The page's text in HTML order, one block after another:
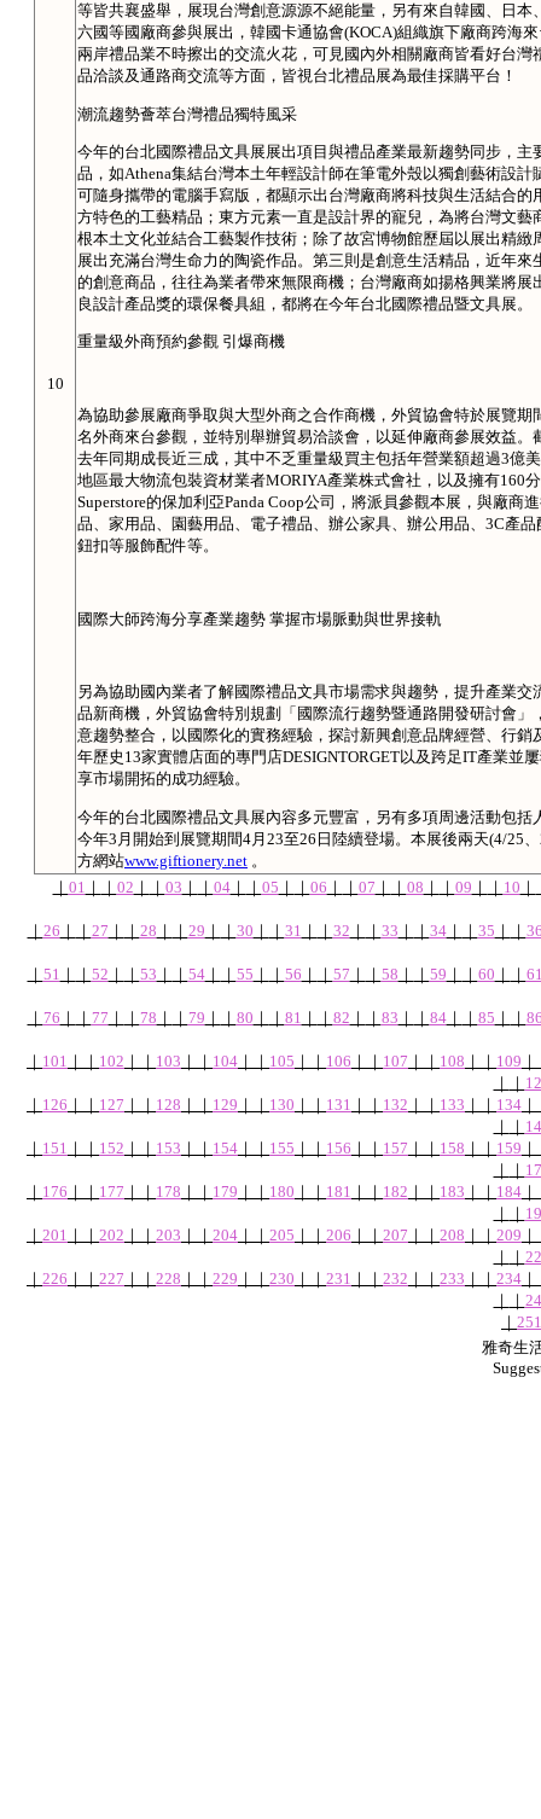
10
等皆共襄盛舉，展現台灣創意源源不絕能量，另有來自韓國、日
六國等國廠商參與展出，韓國卡通協會(KOCA)組織旗下廠商跨海
兩岸禮品業不時擦出的交流火花，可見國內外相關廠商皆看好台
品洽談及通路商交流等方面，皆視台北禮品展為最佳採購平台！
潮流趨勢薈萃台灣禮品獨特風采
今年的台北國際禮品文具展展出項目與禮品產業最新趨勢同步，
品，如Athena集結台灣本土年輕設計師在筆電外殼以獨創藝術設
可隨身攜帶的電腦手寫版，都顯示出台灣廠商將科技與生活結合
方特色的工藝精品；東方元素一直是設計界的寵兒，為將台灣文
根本土文化並結合工藝製作技術；除了故宮博物館歷屆以展出精
展出充滿台灣生命力的陶瓷作品。第三則是創意生活精品，近年
的創意商品，往往為業者帶來無限商機；台灣廠商如揚格興業將
良設計產品獎的環保餐具組，都將在今年台北國際禮品暨文具展。
重量級外商預約參觀 引爆商機
為協助參展廠商爭取與大型外商之合作商機，外貿協會特於展覽
名外商來台參觀，並特別舉辦貿易洽談會，以延伸廠商參展效益
去年同期成長近三成，其中不乏重量級買主包括年營業額超過3億
地區最大物流包裝資材業者MORIYA產業株式會社，以及擁有160
Superstore的保加利亞Panda Coop公司，將派員參觀本展，與廠
品、家用品、園藝用品、電子禮品、辦公家具、辦公用品、3C產
鈕扣等服飾配件等。
國際大師跨海分享產業趨勢 掌握市場脈動與世界接軌
另為協助國內業者了解國際禮品文具市場需求與趨勢，提升產業
品新商機，外貿協會特別規劃「國際流行趨勢暨通路開發研討會
意趨勢整合，以國際化的實務經驗，探討新興創意品牌經營、行
年歷史13家實體店面的專門店DESIGNTORGET以及跨足IT產業並
享市場開拓的成功經驗。
今年的台北國際禮品文具展內容多元豐富，另有多項周邊活動包
今年3月開始到展覽期間4月23至26日陸續登場。本展後兩天(4/25
方網站www.giftionery.net 。
｜ 01 ｜ ｜ 02 ｜ ｜ 03 ｜ ｜ 04｜ ｜ 05 ｜ ｜ 06 ｜ ｜ 07 ｜ ｜ 08 ｜ ｜ 09 ｜ ｜ 10 ｜
｜ 26 ｜ ｜ 27 ｜ ｜ 28 ｜ ｜ 29 ｜ ｜ 30 ｜ ｜ 31 ｜ ｜ 32 ｜ ｜ 33 ｜ ｜ 34｜ ｜ 35 ｜ ｜
｜ 51 ｜ ｜ 52 ｜ ｜ 53 ｜ ｜ 54｜ ｜ 55 ｜ ｜ 56 ｜ ｜ 57 ｜ ｜ 58 ｜ ｜ 59 ｜ ｜ 60 ｜ ｜
｜ 76 ｜ ｜ 77 ｜ ｜ 78 ｜ ｜ 79 ｜ ｜ 80 ｜ ｜ 81 ｜ ｜ 82 ｜ ｜ 83 ｜ ｜ 84｜ ｜ 85 ｜ ｜
｜ 101 ｜ ｜ 102 ｜ ｜ 103 ｜ ｜ 104 ｜ ｜ 105 ｜ ｜ 106 ｜ ｜ 107 ｜ ｜ 108 ｜ ｜ 109 ｜
｜
｜
｜ 126 ｜ ｜ 127 ｜ ｜ 128 ｜ ｜ 129 ｜ ｜ 130 ｜ ｜ 131 ｜ ｜ 132 ｜ ｜ 133 ｜ ｜ 134 ｜
｜
｜
｜ 151 ｜ ｜ 152 ｜ ｜ 153 ｜ ｜ 154 ｜ ｜ 155 ｜ ｜ 156 ｜ ｜ 157 ｜ ｜ 158 ｜ ｜ 159 ｜
｜
｜
｜ 176 ｜ ｜ 177 ｜ ｜ 178 ｜ ｜ 179 ｜ ｜ 180 ｜ ｜ 181 ｜ ｜ 182 ｜ ｜ 183 ｜ ｜ 184 ｜
｜
｜
｜ 201 ｜ ｜ 202 ｜ ｜ 203 ｜ ｜ 204 ｜ ｜ 205 ｜ ｜ 206 ｜ ｜ 207 ｜ ｜ 208 ｜ ｜ 209 ｜
｜
｜
｜ 226 ｜ ｜ 227 ｜ ｜ 228 ｜ ｜ 229 ｜ ｜ 230 ｜ ｜ 231 ｜ ｜ 232 ｜ ｜ 233 ｜ ｜ 234 ｜
｜
｜
｜ 251
雅奇生